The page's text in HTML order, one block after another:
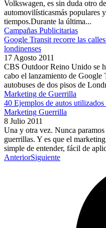
Volkswagen, es sin duda otro
automovilísticasmás populares
tiempos.Durante la última...
Campañas Publicitarias
Google Transit recorre las
londinenses
17 Agosto 2011
CBS Outdoor Reino Unido se
cabo el lanzamiento de Google
autobuses de dos pisos de
Marketing de Guerrilla
40 Ejemplos de autos
Marketing Guerrilla
8 Julio 2011
Una y otra vez. Nunca
guerrillas. Y es que el
simple de entender, fácil de
AnteriorSiguiente